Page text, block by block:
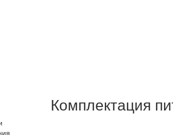
Комплектация